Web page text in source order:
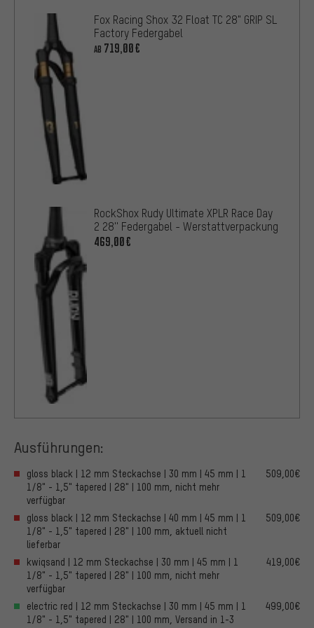
Fox Racing Shox 32 Float TC 28" GRIP SL
Factory Federgabel
AB 719,00€
RockShox Rudy Ultimate XPLR Race Day
2 28'' Federgabel - Werstattverpackung
469,00€
Ausführungen:
gloss black | 12 mm Steckachse | 30 mm | 45 mm | 1
1/8" - 1,5" tapered | 28" | 100 mm, nicht mehr
verfügbar
509,00€
gloss black | 12 mm Steckachse | 40 mm | 45 mm | 1
1/8" - 1,5" tapered | 28" | 100 mm, aktuell nicht
lieferbar
509,00€
kwiqsand | 12 mm Steckachse | 30 mm | 45 mm | 1
1/8" - 1,5" tapered | 28" | 100 mm, nicht mehr
verfügbar
419,00€
electric red | 12 mm Steckachse | 30 mm | 45 mm | 1
1/8" - 1,5" tapered | 28" | 100 mm, Versand in 1-3
499,00€